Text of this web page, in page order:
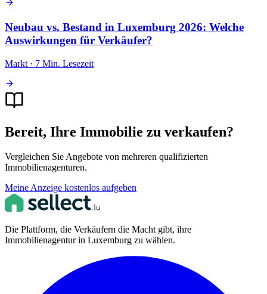
Neubau vs. Bestand in Luxemburg 2026: Welche
Auswirkungen für Verkäufer?
Markt · 7 Min. Lesezeit
Bereit, Ihre Immobilie zu verkaufen?
Vergleichen Sie Angebote von mehreren qualifizierten
Immobilienagenturen.
Meine Anzeige kostenlos aufgeben
Die Plattform, die Verkäufern die Macht gibt, ihre
Immobilienagentur in Luxemburg zu wählen.